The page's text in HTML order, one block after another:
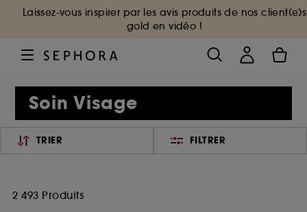
Laissez-vous inspirer par les avis produits de nos client(e)s
gold en vidéo !
Soin Visage
TRIER FILTRER
2 493 Produits